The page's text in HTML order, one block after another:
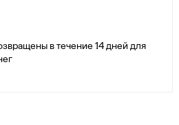
в течение 14 дней для